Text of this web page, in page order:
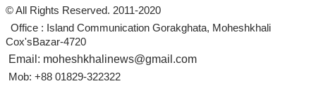
© All Rights Reserved. 2011-2020
Office : Island Communication Gorakghata, Moheshkhali
Cox'sBazar-4720
Email: moheshkhalinews@gmail.com
Mob: +88 01829-322322